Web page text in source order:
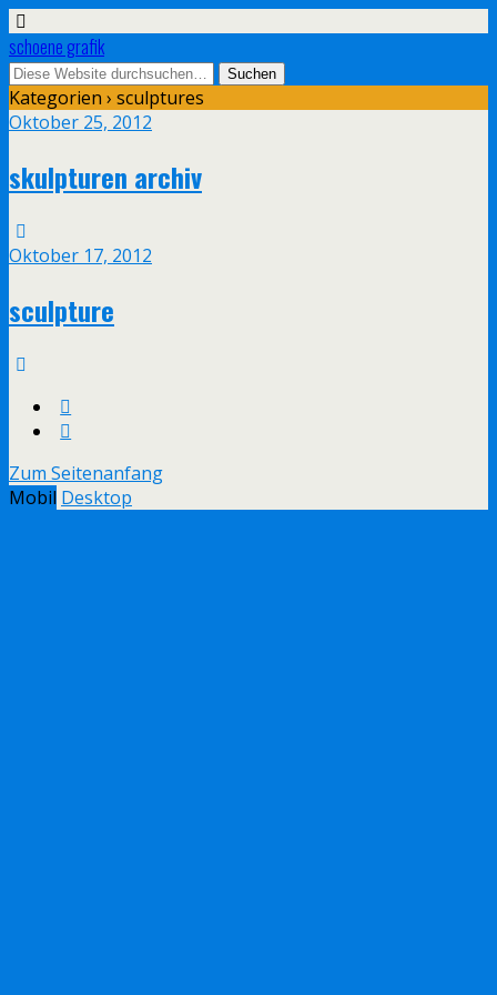
schoene grafik
Kategorien › sculptures
Oktober 25, 2012
skulpturen archiv
Oktober 17, 2012
sculpture
Zum Seitenanfang
Mobil Desktop